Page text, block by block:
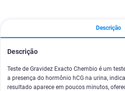
Descrição
Descrição
Teste de Gravidez Exacto Chembio é um
a presença do hormônio hCG na urina,
resultado aparece em poucos minutos,